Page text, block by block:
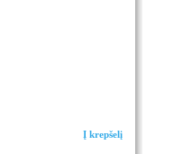
Į krepšelį